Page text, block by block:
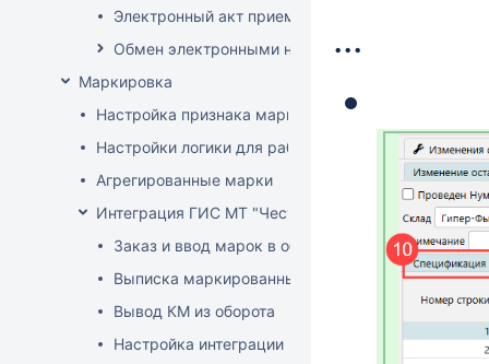
Электронный акт приемки
Обмен электронными накладными с
Маркировка
Настройка признака маркировки для товаров
Настройки логики для работы с маркированным
Агрегированные марки
Интеграция ГИС МТ "Честный знак" (РФ)
Заказ и ввод марок в оборот
Выписка маркированных товаров
Вывод КМ из оборота
Настройка интеграции
...